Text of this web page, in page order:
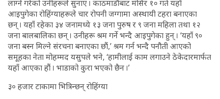
लाग्ने गरेको उनीहरूले सुनाए । काठमाडौंबाट मंसिर १० गते यहाँ
आइपुगेका रोहिंग्याहरूले चार रोपनी जग्गामा अस्थायी टहरा बनाएका
छन् । यहाँ रहेका ३४ जनामध्ये १३ जना पुरुष र ९ जना महिला तथा १२
जना बालबालिका छन् । उनीहरू श्रम गर्ने भन्दै आइपुगेका हुन् । ‘यहाँ ९०
जना बस्न मिल्ने संरचना बनाएका छौं,’ श्रम गर्न भन्दै पनौती आएको
समूहका नेता मोहम्मद यसुपले भने, ‘हामीलाई काम लगाउने ठेकेदारमार्फत
यहाँ आएका हौं । भाडाको कुरा भएको छैन ।’
३० हजार टाकामा भित्रिन्छन् रोहिंग्या